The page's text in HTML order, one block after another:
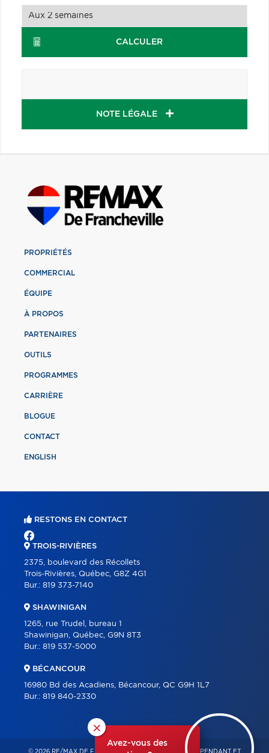
CALCULER
NOTE LÉGALE
×
Avez-vous des
PROPRIÉTÉS
COMMERCIAL
ÉQUIPE
À PROPOS
PARTENAIRES
OUTILS
PROGRAMMES
CARRIÈRE
BLOGUE
CONTACT
ENGLISH
RESTONS EN CONTACT
TROIS-RIVIÈRES
2375, boulevard des Récollets
Trois-Rivières, Québec, G8Z 4G1
Bur.: 819 373-7140
SHAWINIGAN
1265, rue Trudel, bureau 1
Shawinigan, Québec, G9N 8T3
Bur.: 819 537-5000
BÉCANCOUR
16980 Bd des Acadiens, Bécancour, QC G9H 1L7
Bur.: 819 840-2330
© 2026 RE/MAX DE FRANCHEVILLE – FRANCHISÉ INDÉPENDANT ET